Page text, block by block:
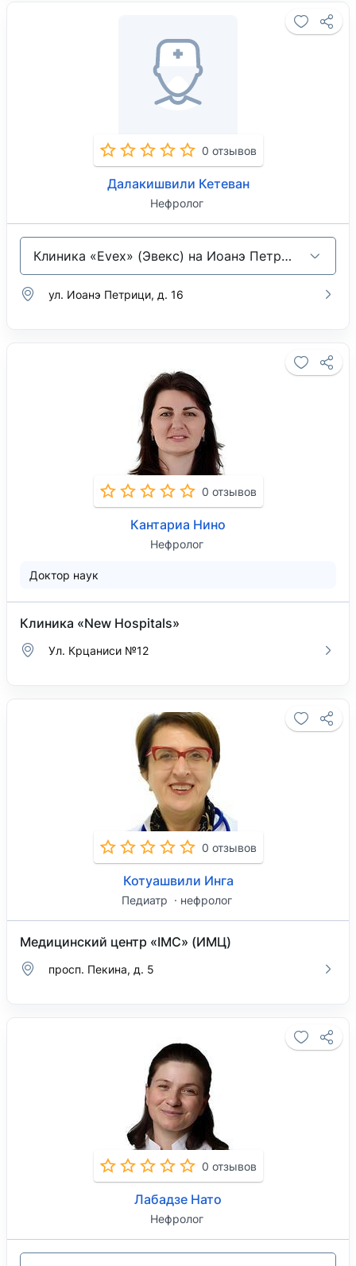
0 отзывов
Далакишвили Кетеван
Нефролог
Клиника «Evex» (Эвекс) на Иоанэ Петрици
ул. Иоанэ Петрици, д. 16
0 отзывов
Кантариа Нино
Нефролог
Доктор наук
Клиника «New Hospitals»
Ул. Крцаниси №12
0 отзывов
Котуашвили Инга
Педиатр нефролог
Медицинский центр «IMC» (ИМЦ)
просп. Пекина, д. 5
0 отзывов
Лабадзе Нато
Нефролог